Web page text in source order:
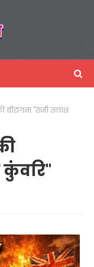
वीरांगना "रानी तलाश
कुंवरि"